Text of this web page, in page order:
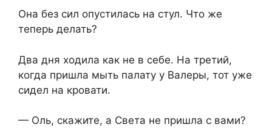
Она без сил опустилась на стул. Что же
теперь делать?
Два дня ходила как не в себе. На третий,
когда пришла мыть палату у Валеры, тот уже
сидел на кровати.
— Оль, скажите, а Света не пришла с вами?